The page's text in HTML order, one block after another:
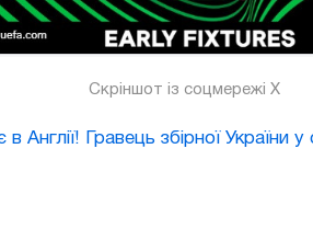
Скріншот із соцмережі X
в Англії! Гравець збірної України у